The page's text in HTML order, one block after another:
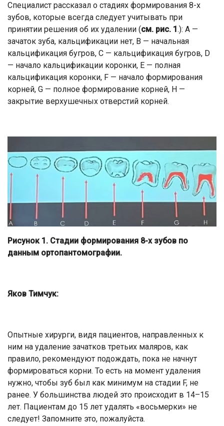
Специалист рассказал о стадиях формирования 8-х
зубов, которые всегда следует учитывать при
принятии решения об их удалении (см. рис. 1.): А —
зачаток зуба, кальцификации нет, В — начальная
кальцификация бугров, С — кальцификация бугров, D
— начало кальцификации коронки, Е — полная
кальцификация коронки, F — начало формирования
корней, G — полное формирование корней, H —
закрытие верхушечных отверстий корней.
Рисунок 1. Стадии формирования 8-х зубов по
данным ортопантомографии.
Яков Тимчук:
Опытные хирурги, видя пациентов, направленных к
ним на удаление зачатков третьих маляров, как
правило, рекомендуют подождать, пока не начнут
формироваться корни. То есть на момент удаления
нужно, чтобы зуб был как минимум на стадии F, не
ранее. У большинства людей это происходит в 14–15
лет. Пациентам до 15 лет удалять «восьмерки» не
следует! Запомните это, пожалуйста.